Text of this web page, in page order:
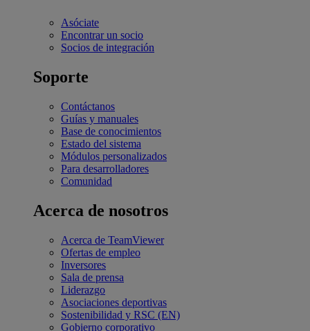
Asóciate
Encontrar un socio
Socios de integración
Soporte
Contáctanos
Guías y manuales
Base de conocimientos
Estado del sistema
Módulos personalizados
Para desarrolladores
Comunidad
Acerca de nosotros
Acerca de TeamViewer
Ofertas de empleo
Inversores
Sala de prensa
Liderazgo
Asociaciones deportivas
Sostenibilidad y RSC (EN)
Gobierno corporativo